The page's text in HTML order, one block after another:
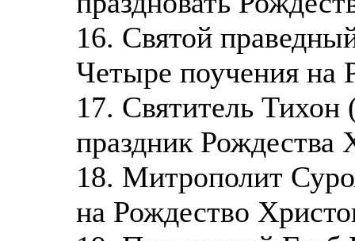
16. Святой
Четыре поучения на
17. Святитель
праздник Рождества
18. Митрополит
на Рождество